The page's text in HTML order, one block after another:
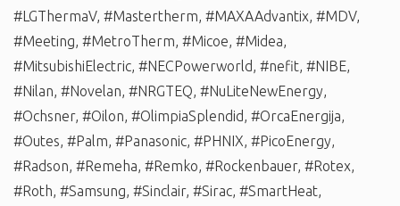
#LGThermaV, #Mastertherm, #MAXAAdvantix, #MDV,
#Meeting, #MetroTherm, #Micoe, #Midea,
#MitsubishiElectric, #NECPowerworld, #nefit, #NIBE,
#Nilan, #Novelan, #NRGTEQ, #NuLiteNewEnergy,
#Ochsner, #Oilon, #OlimpiaSplendid, #OrcaEnergija,
#Outes, #Palm, #Panasonic, #PHNIX, #PicoEnergy,
#Radson, #Remeha, #Remko, #Rockenbauer, #Rotex,
#Roth, #Samsung, #Sinclair, #Sirac, #SmartHeat,